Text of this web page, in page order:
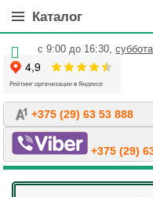
Каталог
с 9:00 до 16:30,
+375 (29) 63 53 888
+375 (29)